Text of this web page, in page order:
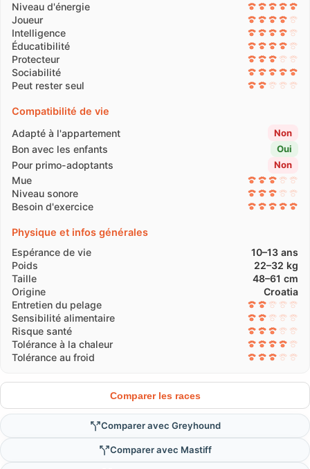
Niveau d'énergie
Joueur
Intelligence
Éducatibilité
Protecteur
Sociabilité
Peut rester seul
Compatibilité de vie
Adapté à l'appartement
Non
Bon avec les enfants Oui
Pour primo-adoptants Non
Mue
Niveau sonore
Besoin d'exercice
Physique et infos générales
Espérance de vie
10–13 ans
Poids
22–32 kg
Taille
48–61 cm
Origine
Croatia
Entretien du pelage
Sensibilité alimentaire
Risque santé
Tolérance à la chaleur
Tolérance au froid
Comparer les races
Comparer avec Greyhound
Comparer avec Mastiff